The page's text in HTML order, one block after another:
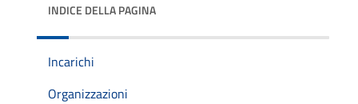
INDICE DELLA PAGINA
Incarichi
Organizzazioni